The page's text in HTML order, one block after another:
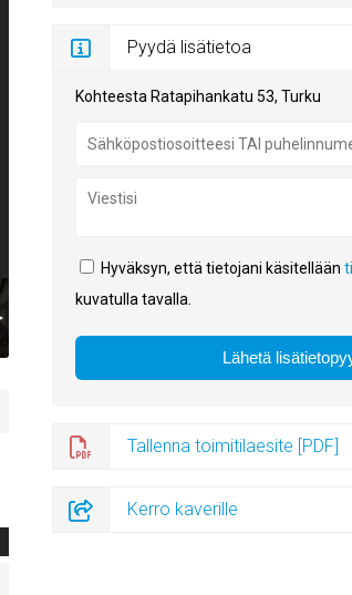
Pyydä lisätietoa
Kohteesta Ratapihankatu 53, Turku
Hyväksyn, että tietojani käsitellään
kuvatulla tavalla.
Tallenna toimitilaesite [PDF]
Kerro kaverille